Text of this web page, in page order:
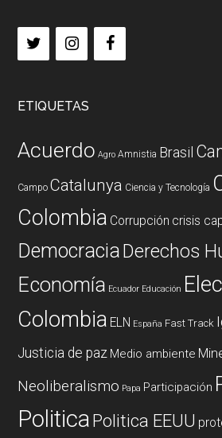
ETIQUETAS
Acuerdo Agro Amnistia Brasil
Campo Catalunya Ciencia y Tecnología
Colombia Corrupción crisis
DemocraciaDerechos
Economía Ecuador Educación
Colombia ELN España Fast Track
Justicia de paz Medio ambiente
Neoliberalismo Papa Participación
PoliticaPolitica EEUU